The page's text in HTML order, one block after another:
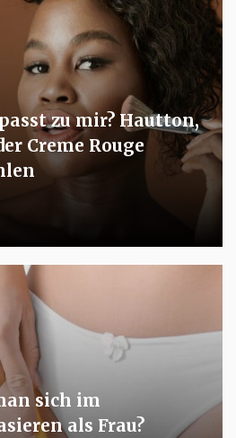
zu mir? Hautton,
Creme Rouge
sich im
als Frau?